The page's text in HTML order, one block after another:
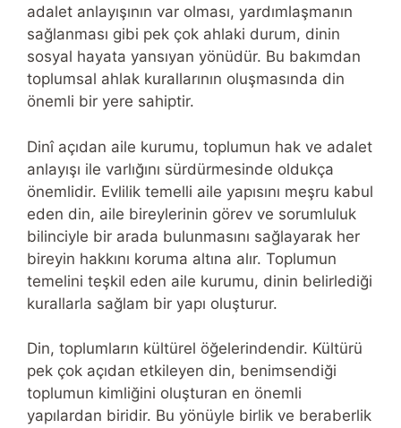
adalet anlayışının var olması, yardımlaşmanın
sağlanması gibi pek çok ahlaki durum, dinin
sosyal hayata yansıyan yönüdür. Bu bakımdan
toplumsal ahlak kurallarının oluşmasında din
önemli bir yere sahiptir.
Dinî açıdan aile kurumu, toplumun hak ve adalet
anlayışı ile varlığını sürdürmesinde oldukça
önemlidir. Evlilik temelli aile yapısını meşru kabul
eden din, aile bireylerinin görev ve sorumluluk
bilinciyle bir arada bulunmasını sağlayarak her
bireyin hakkını koruma altına alır. Toplumun
temelini teşkil eden aile kurumu, dinin belirlediği
kurallarla sağlam bir yapı oluşturur.
Din, toplumların kültürel öğelerindendir. Kültürü
pek çok açıdan etkileyen din, benimsendiği
toplumun kimliğini oluşturan en önemli
yapılardan biridir. Bu yönüyle birlik ve beraberlik